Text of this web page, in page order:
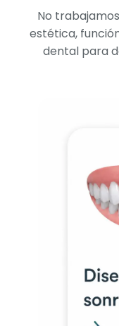
No
estética,
dental para